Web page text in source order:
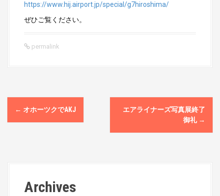
https://www.hij.airport.jp/special/g7hiroshima/
ぜひご覧ください。
permalink
P
o
← オホーツクでAKJ
エアライナーズ写真展終了
御礼 →
Archives